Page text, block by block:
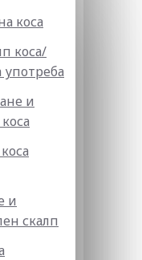
коса
коса/
и
и
скалп